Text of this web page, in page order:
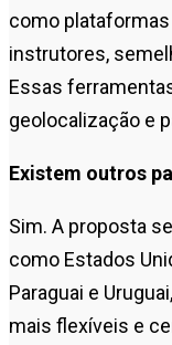
como
instrutores,
Essas
geolocalização e
Existem outros
Sim. A proposta
como Estados
Paraguai e
mais flexíveis e